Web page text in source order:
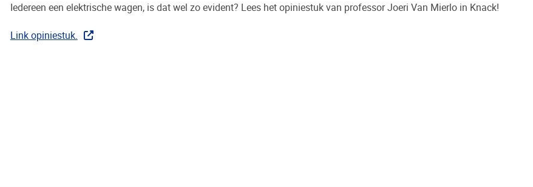
Iedereen een elektrische wagen, is dat wel zo evident? Lees het opiniestuk van professor Joeri Van Mierlo in Knack!
Link opiniestuk.